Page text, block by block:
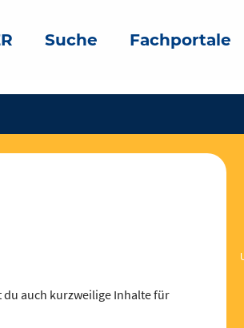
Suche Fachportale
auch kurzweilige Inhalte für